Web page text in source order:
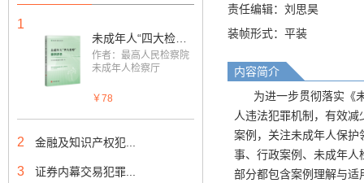
1
作者：最高人民检察院
未成年人检察厅
￥78
2 金融及知识产权犯...
3 证券内幕交易犯罪...
责任编辑：刘思昊
装帧形式：平装
内容简介
为进一步贯彻落实《未
人违法犯罪机制，有效
案例，关注未成年人保
事、行政案例、未成年
部分都包含案例理解与